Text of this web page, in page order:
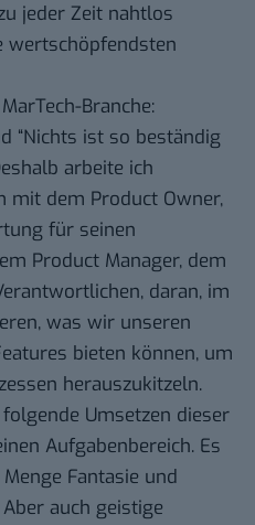
jeder Zeit nahtlos
wertschöpfendsten
Branche:
“Nichts ist so beständig
arbeite ich
mit dem Product Owner,
für seinen
Product Manager, dem
daran, im
was wir unseren
bieten können, um
herauszukitzeln.
Umsetzen dieser
Aufgabenbereich. Es
Fantasie und
auch geistige